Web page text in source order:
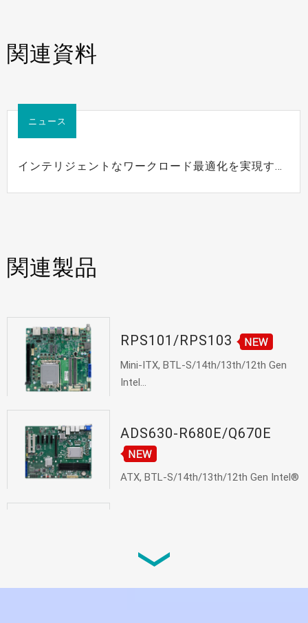
関連資料
ニュース
インテリジェントなワークロード最適化を実現する
ョン、ADSシリーズ
関連製品
RPS101/RPS103
Mini-ITX, BTL-S/14th/13th/12th Gen
Intel...
ADS630-R680E/Q670E
ATX, BTL-S/14th/13th/12th Gen Intel®
microATX, BTL-S/14th/13th/12th Gen
Intel...